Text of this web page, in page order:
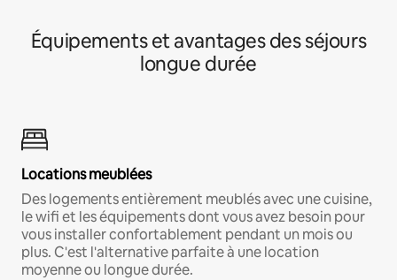
Équipements et avantages des séjours
longue durée
Locations meublées
Des logements entièrement meublés avec une cuisine,
le wifi et les équipements dont vous avez besoin pour
vous installer confortablement pendant un mois ou
plus. C'est l'alternative parfaite à une location
moyenne ou longue durée.